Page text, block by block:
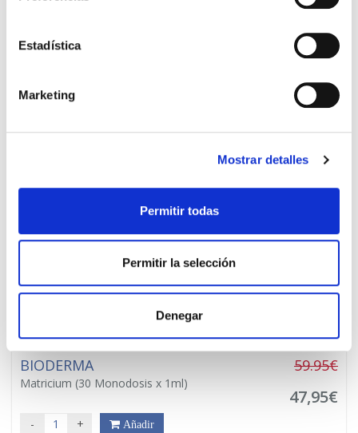
Estadística
Marketing
Mostrar detalles
Permitir todas
Permitir la selección
Denegar
CREMA DIA REGENERADORA ECO-
31,15€
-
PRECIO ESPECIAL
BIODERMA
Matricium (30 Monodosis x 1ml)
59.95€
47,95€
- + Añadir